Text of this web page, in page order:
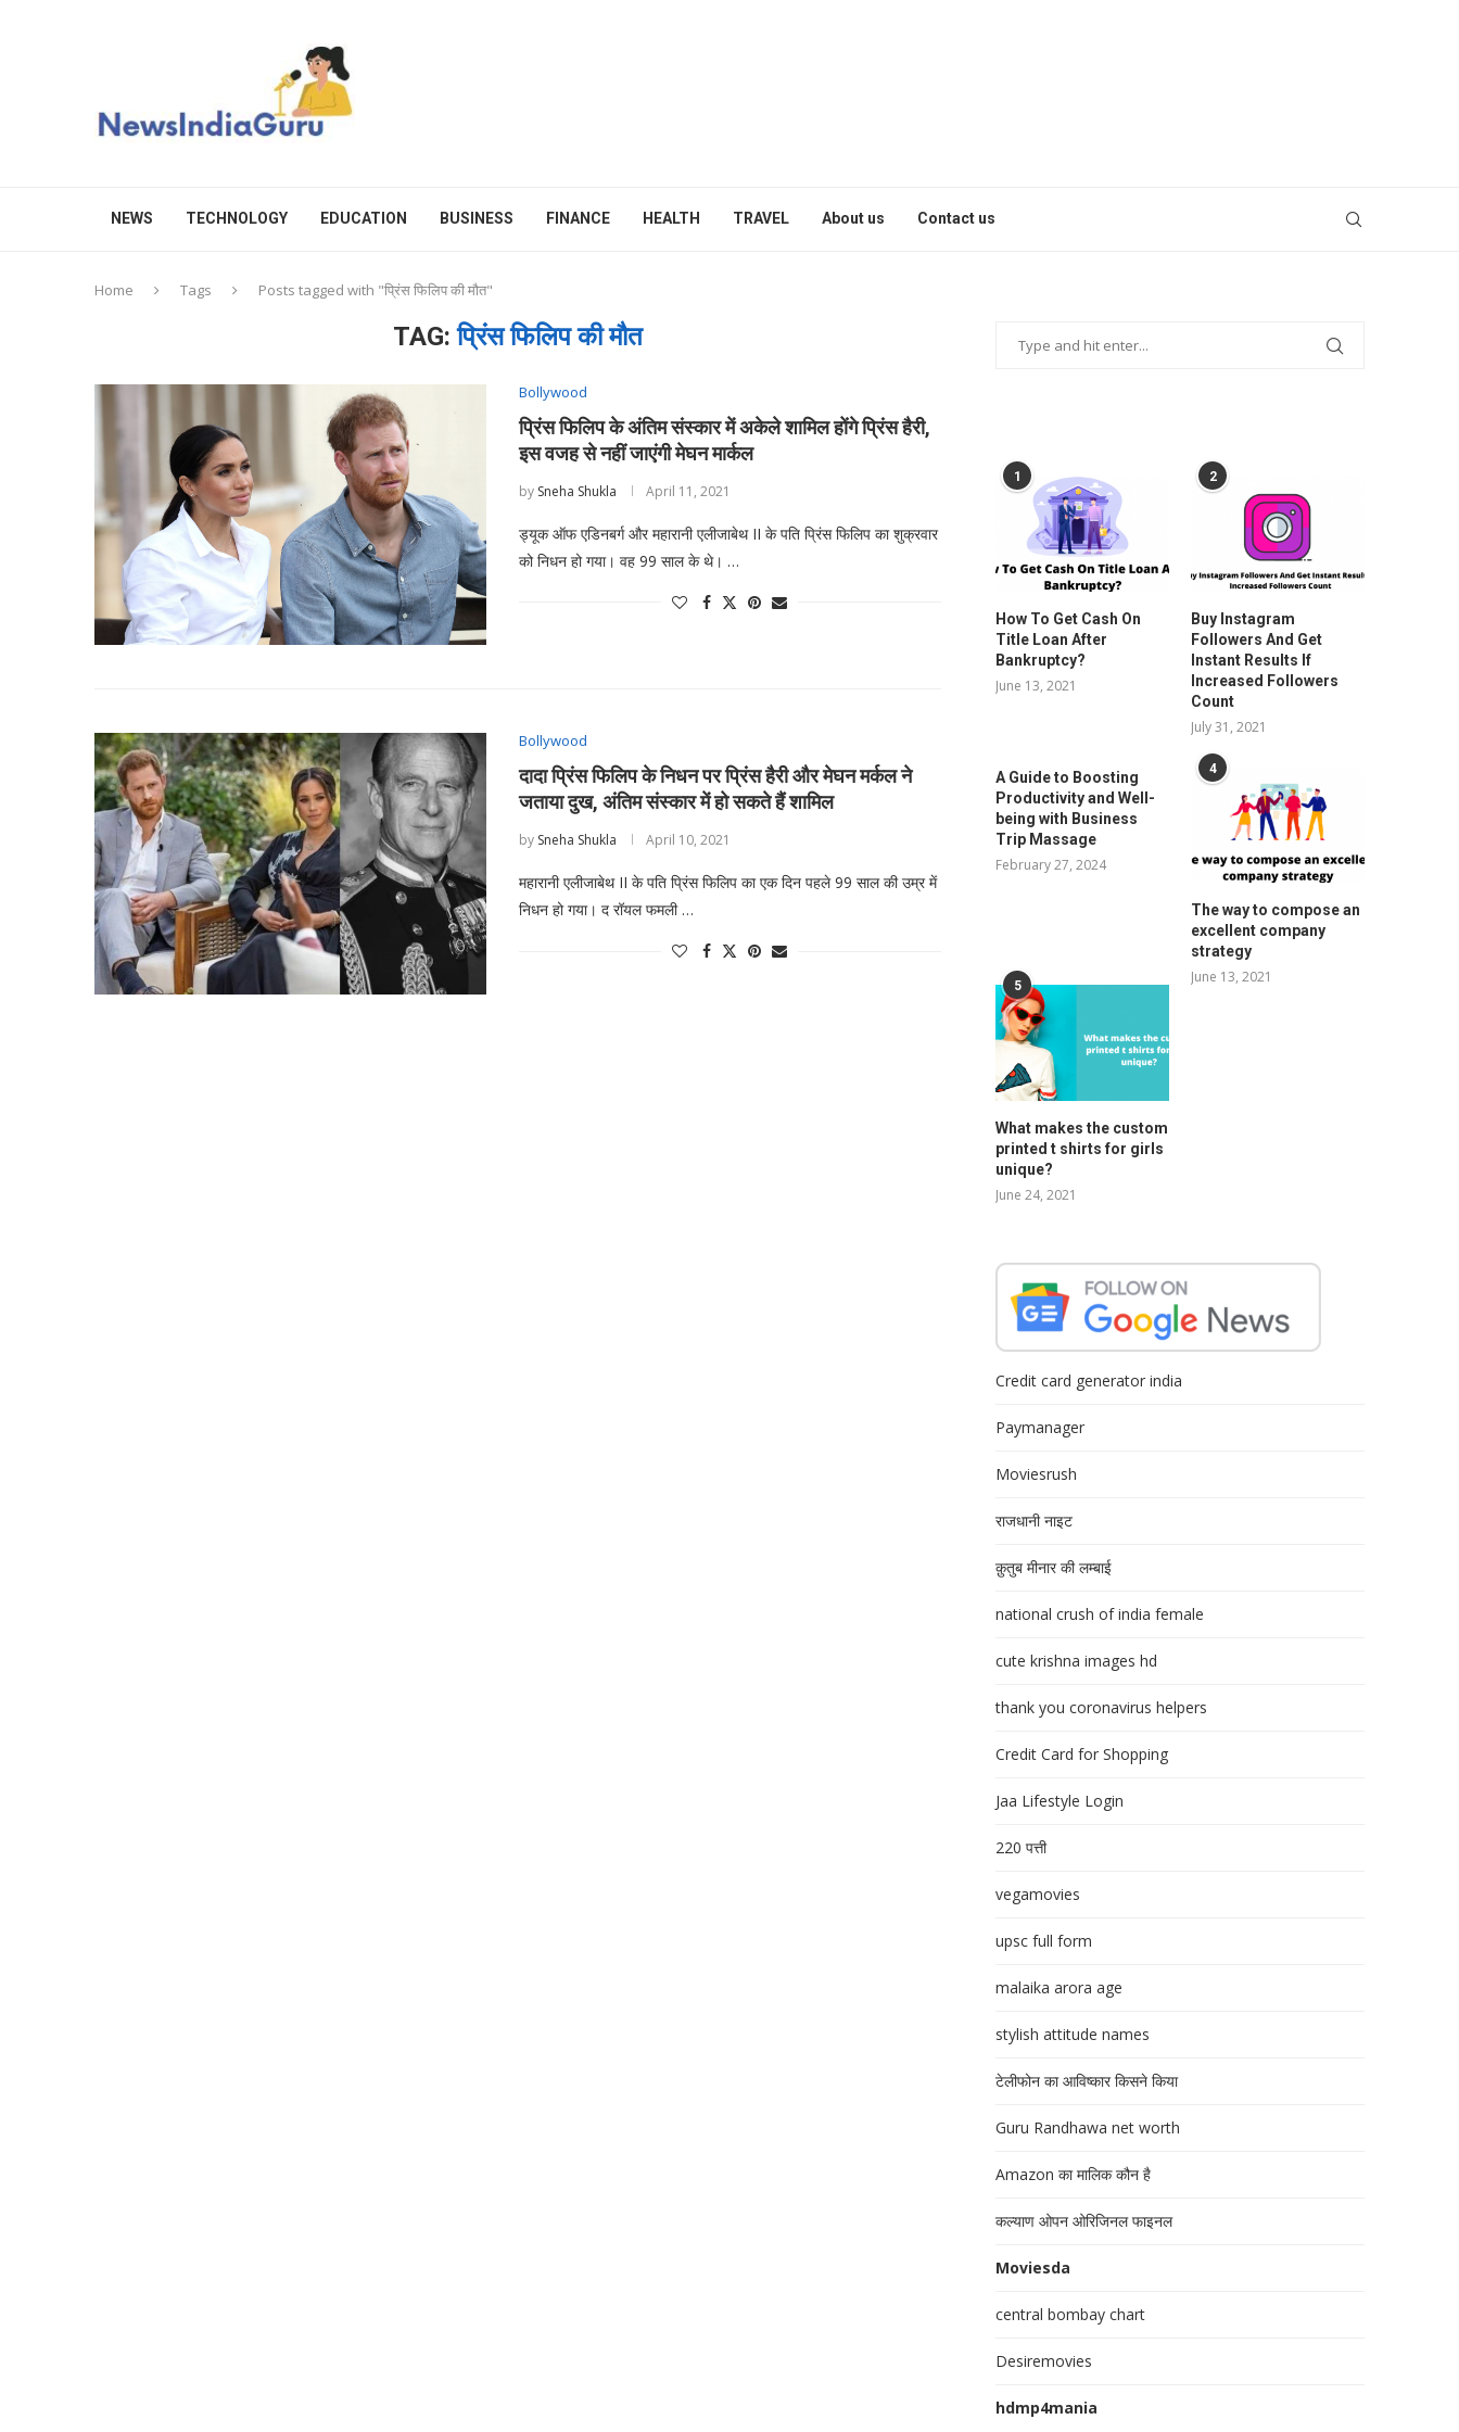
NEWS TECHNOLOGY EDUCATION BUSINESS FINANCE HEALTH TRAVEL About us Contact us
Home Tags Posts tagged with "प्रिंस फिलिप की मौत"
TAG:प्रिंस फिलिप की मौत
Bollywood
प्रिंस फिलिप के अंतिम संस्कार में अकेले शामिल होंगे प्रिंस हैरी,
इस वजह से नहीं जाएंगी मेघन मार्कल
by Sneha Shukla April 11, 2021
ड्यूक ऑफ एडिनबर्ग और महारानी एलीजाबेथ II के पति प्रिंस फिलिप का शुक्रवार
को निधन हो गया। वह 99 साल के थे। …
Bollywood
दादा प्रिंस फिलिप के निधन पर प्रिंस हैरी और मेघन मर्कल ने
जताया दुख, अंतिम संस्कार में हो सकते हैं शामिल
by Sneha Shukla April 10, 2021
महारानी एलीजाबेथ II के पति प्रिंस फिलिप का एक दिन पहले 99 साल की उम्र में
निधन हो गया। द रॉयल फमली …
1
How To Get Cash On
Title Loan After
Bankruptcy?
June 13, 2021
2
Buy Instagram
Followers And Get
Instant Results If
Increased Followers
Count
July 31, 2021
A Guide to Boosting
Productivity and Well-
being with Business
Trip Massage
February 27, 2024
4
The way to compose an
excellent company
strategy
June 13, 2021
5
What makes the custom
printed t shirts for girls
unique?
June 24, 2021
Credit card generator india
Paymanager
Moviesrush
राजधानी नाइट
क़ुतुब मीनार की लम्बाई
national crush of india female
cute krishna images hd
thank you coronavirus helpers
Credit Card for Shopping
Jaa Lifestyle Login
220 पत्ती
vegamovies
upsc full form
malaika arora age
stylish attitude names
टेलीफोन का आविष्कार किसने किया
Guru Randhawa net worth
Amazon का मालिक कौन है
कल्याण ओपन ओरिजिनल फाइनल
Moviesda
central bombay chart
Desiremovies
hdmp4mania